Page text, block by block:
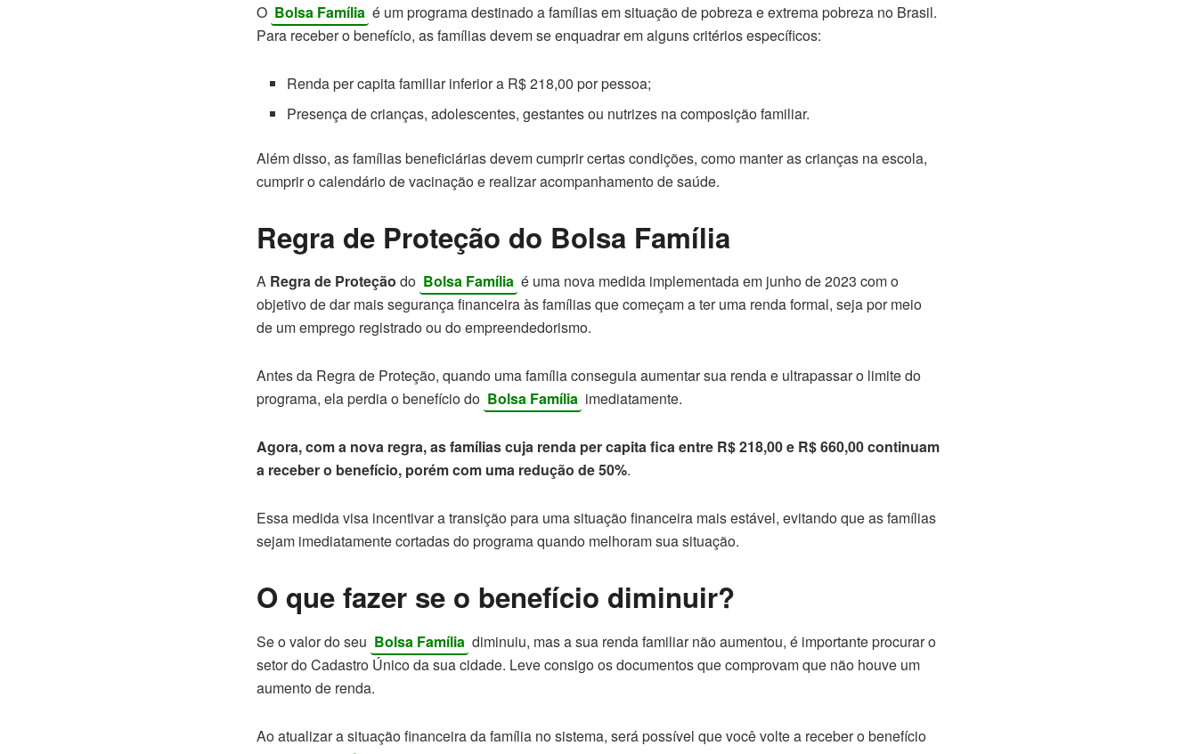
O Bolsa Família é um programa destinado a famílias em situação de pobreza e extrema pobreza no Brasil.
Para receber o benefício, as famílias devem se enquadrar em alguns critérios específicos:
Renda per capita familiar inferior a R$ 218,00 por pessoa;
Presença de crianças, adolescentes, gestantes ou nutrizes na composição familiar.
Além disso, as famílias beneficiárias devem cumprir certas condições, como manter as crianças na escola,
cumprir o calendário de vacinação e realizar acompanhamento de saúde.
Regra de Proteção do Bolsa Família
A Regra de Proteção do Bolsa Família é uma nova medida implementada em junho de 2023 com o
objetivo de dar mais segurança financeira às famílias que começam a ter uma renda formal, seja por meio
de um emprego registrado ou do empreendedorismo.
Antes da Regra de Proteção, quando uma família conseguia aumentar sua renda e ultrapassar o limite do
programa, ela perdia o benefício do Bolsa Família imediatamente.
Agora, com a nova regra, as famílias cuja renda per capita fica entre R$ 218,00 e R$ 660,00 continuam
a receber o benefício, porém com uma redução de 50%.
Essa medida visa incentivar a transição para uma situação financeira mais estável, evitando que as famílias
sejam imediatamente cortadas do programa quando melhoram sua situação.
O que fazer se o benefício diminuir?
Se o valor do seu Bolsa Família diminuiu, mas a sua renda familiar não aumentou, é importante procurar o
setor do Cadastro Único da sua cidade. Leve consigo os documentos que comprovam que não houve um
aumento de renda.
Ao atualizar a situação financeira da família no sistema, será possível que você volte a receber o benefício